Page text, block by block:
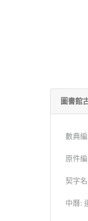
圖書館
數典
原件
契字
中曆: